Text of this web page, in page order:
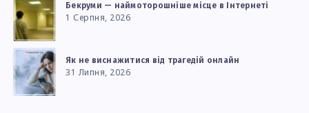
Бекруми — наймоторошніше місце в Інтернеті
1 Серпня, 2026
Як не виснажитися від трагедій онлайн
31 Липня, 2026